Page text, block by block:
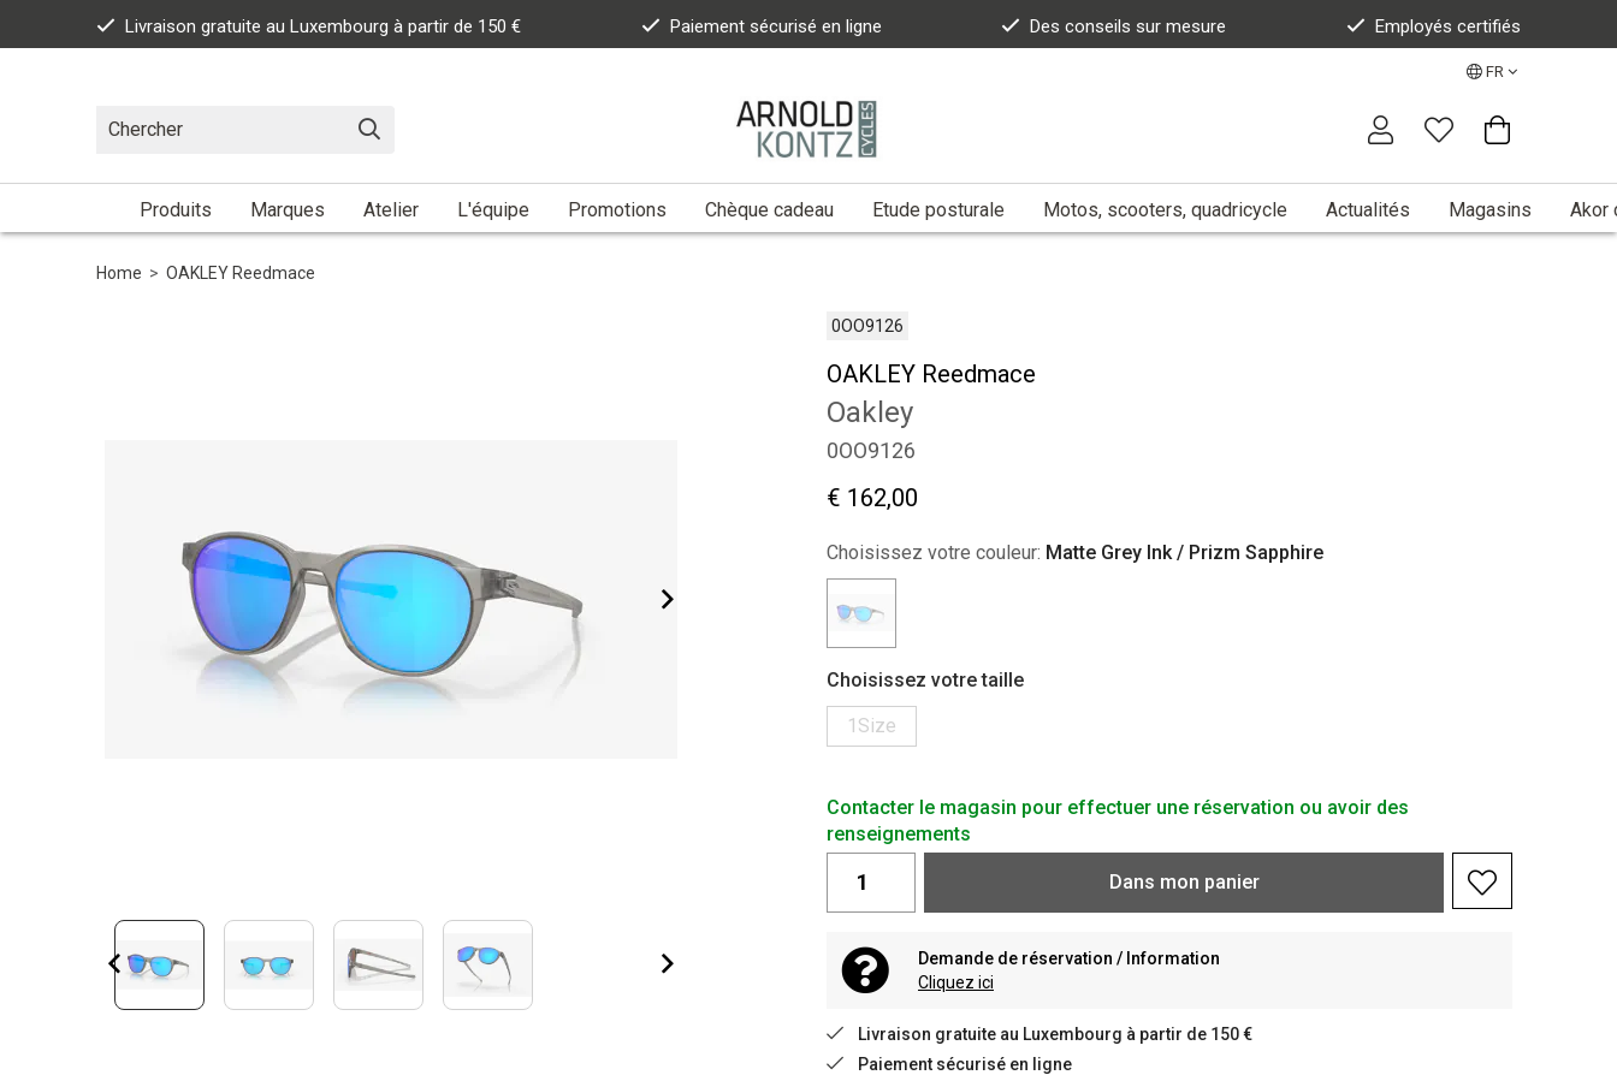
Livraison gratuite au Luxembourg à partir de 150 € Paiement sécurisé en ligne Des conseils sur mesure Employés certifiés
FR
Produits Marques Atelier L'équipe Promotions Chèque cadeau Etude posturale Motos, scooters, quadricycle Actualités Magasins Akor
Home > OAKLEY Reedmace
0OO9126
OAKLEY Reedmace
Oakley
0OO9126
€ 162,00
Choisissez votre couleur: Matte Grey Ink / Prizm Sapphire
Choisissez votre taille
1Size
Contacter le magasin pour effectuer une réservation ou avoir des
renseignements
Dans mon panier
Demande de réservation / Information
Cliquez ici
Livraison gratuite au Luxembourg à partir de 150 €
Paiement sécurisé en ligne